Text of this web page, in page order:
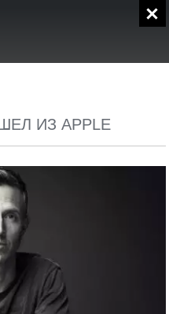
ИЗ APPLE